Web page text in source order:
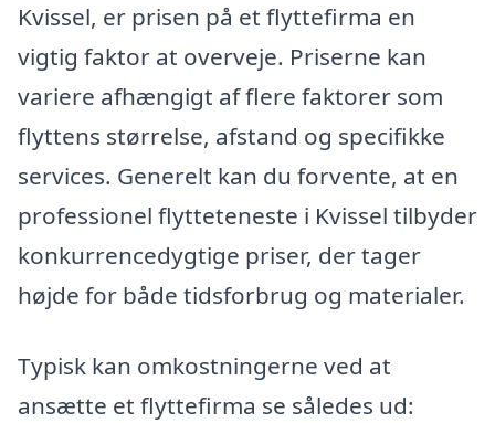
Kvissel, er prisen på et flyttefirma en
vigtig faktor at overveje. Priserne kan
variere afhængigt af flere faktorer som
flyttens størrelse, afstand og specifikke
services. Generelt kan du forvente, at en
professionel flytteteneste i Kvissel tilbyder
konkurrencedygtige priser, der tager
højde for både tidsforbrug og materialer.
Typisk kan omkostningerne ved at
ansætte et flyttefirma se således ud: